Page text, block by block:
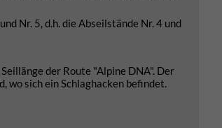
Nr. 5, d.h. die Abseilstände Nr. 4 und
der Route "Alpine DNA". Der
wo sich ein Schlaghacken befindet.